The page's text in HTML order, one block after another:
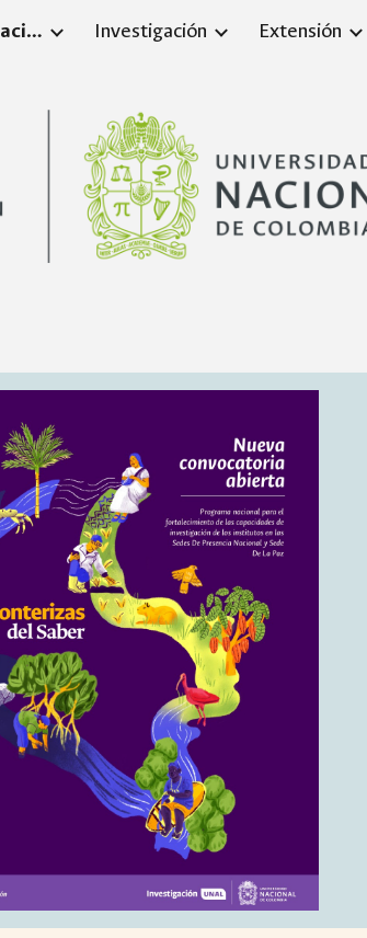
Skip to navigation
Vicerrectoría de Investigación Investigación Extensión